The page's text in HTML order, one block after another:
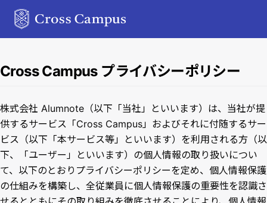
Cross Campus プライバシーポリシー
株式会社 Alumnote（以下「当社」といいます）は、当社が提
供するサービス「Cross Campus」およびそれに付随するサー
ビス（以下「本サービス等」といいます）を利用される方（以
下、「ユーザー」といいます）の個人情報の取り扱いについ
て、以下のとおりプライバシーポリシーを定め、個人情報保護
の仕組みを構築し、全従業員に個人情報保護の重要性を認識さ